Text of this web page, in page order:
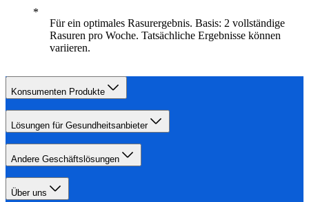
Für ein optimales Rasurergebnis. Basis: 2 vollständige
Rasuren pro Woche. Tatsächliche Ergebnisse können
variieren.
Konsumenten Produkte
Lösungen für Gesundheitsanbieter
Andere Geschäftslösungen
Über uns